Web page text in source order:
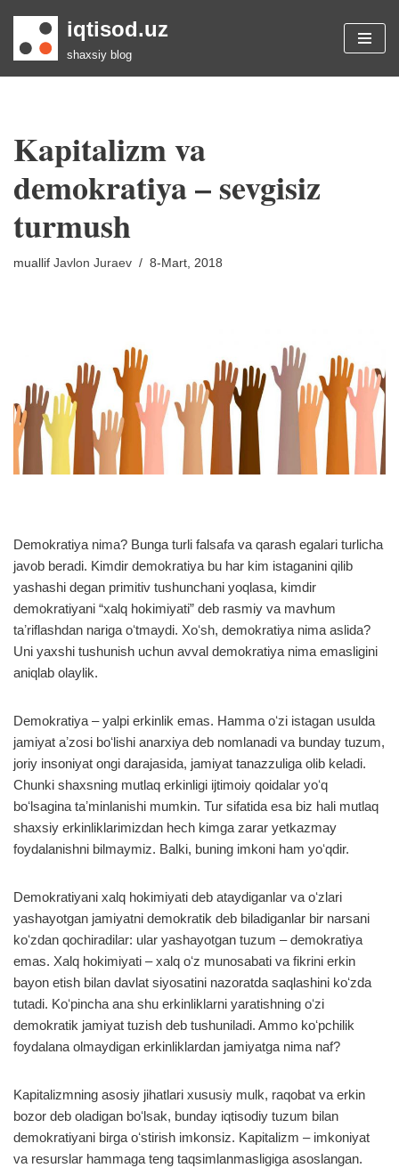
Skip
iqtisod.uz
shaxsiy blog
Kapitalizm va
demokratiya – sevgisiz
turmush
muallif Javlon Juraev 8-Mart, 2018
Demokratiya nima? Bunga turli falsafa va qarash egalari turlicha
javob beradi. Kimdir demokratiya bu har kim istaganini qilib
yashashi degan primitiv tushunchani yoqlasa, kimdir
demokratiyani “xalq hokimiyati” deb rasmiy va mavhum
taʼriflashdan nariga oʻtmaydi. Xoʻsh, demokratiya nima aslida?
Uni yaxshi tushunish uchun avval demokratiya nima emasligini
aniqlab olaylik.
Demokratiya – yalpi erkinlik emas. Hamma oʻzi istagan usulda
jamiyat aʼzosi boʻlishi anarxiya deb nomlanadi va bunday tuzum,
joriy insoniyat ongi darajasida, jamiyat tanazzuliga olib keladi.
Chunki shaxsning mutlaq erkinligi ijtimoiy qoidalar yoʻq
boʻlsagina taʼminlanishi mumkin. Tur sifatida esa biz hali mutlaq
shaxsiy erkinliklarimizdan hech kimga zarar yetkazmay
foydalanishni bilmaymiz. Balki, buning imkoni ham yoʻqdir.
Demokratiyani xalq hokimiyati deb ataydiganlar va oʻzlari
yashayotgan jamiyatni demokratik deb biladiganlar bir narsani
koʻzdan qochiradilar: ular yashayotgan tuzum – demokratiya
emas. Xalq hokimiyati – xalq oʻz munosabati va fikrini erkin
bayon etish bilan davlat siyosatini nazoratda saqlashini koʻzda
tutadi. Koʻpincha ana shu erkinliklarni yaratishning oʻzi
demokratik jamiyat tuzish deb tushuniladi. Ammo koʻpchilik
foydalana olmaydigan erkinliklardan jamiyatga nima naf?
Kapitalizmning asosiy jihatlari xususiy mulk, raqobat va erkin
bozor deb oladigan boʻlsak, bunday iqtisodiy tuzum bilan
demokratiyani birga oʻstirish imkonsiz. Kapitalizm – imkoniyat
va resurslar hammaga teng taqsimlanmasligiga asoslangan.